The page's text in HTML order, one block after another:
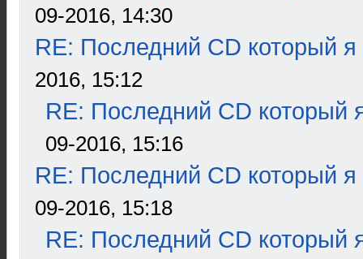
09-2016, 14:30
RE: Последний CD который я
2016, 15:12
RE: Последний CD который
09-2016, 15:16
RE: Последний CD который я
09-2016, 15:18
RE: Последний CD который